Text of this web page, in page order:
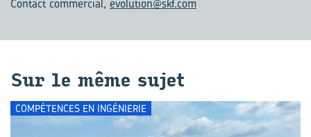
Contact commercial, evolution@skf.com
Sur le même sujet
COMPÉTENCES EN INGÉNIERIE